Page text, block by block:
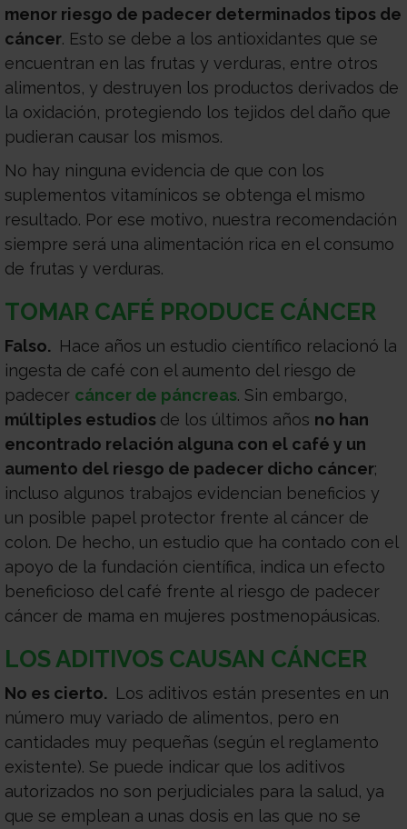
menor riesgo de padecer determinados tipos de
cáncer. Esto se debe a los antioxidantes que se
encuentran en las frutas y verduras, entre otros
alimentos, y destruyen los productos derivados de
la oxidación, protegiendo los tejidos del daño que
pudieran causar los mismos.
No hay ninguna evidencia de que con los
suplementos vitamínicos se obtenga el mismo
resultado. Por ese motivo, nuestra recomendación
siempre será una alimentación rica en el consumo
de frutas y verduras.
TOMAR CAFÉ PRODUCE CÁNCER
Falso. Hace años un estudio científico relacionó la
ingesta de café con el aumento del riesgo de
padecer cáncer de páncreas. Sin embargo,
múltiples estudios de los últimos años no han
encontrado relación alguna con el café y un
aumento del riesgo de padecer dicho cáncer;
incluso algunos trabajos evidencian beneficios y
un posible papel protector frente al cáncer de
colon. De hecho, un estudio que ha contado con el
apoyo de la fundación científica, indica un efecto
beneficioso del café frente al riesgo de padecer
cáncer de mama en mujeres postmenopáusicas.
LOS ADITIVOS CAUSAN CÁNCER
No es cierto. Los aditivos están presentes en un
número muy variado de alimentos, pero en
cantidades muy pequeñas (según el reglamento
existente). Se puede indicar que los aditivos
autorizados no son perjudiciales para la salud, ya
que se emplean a unas dosis en las que no se